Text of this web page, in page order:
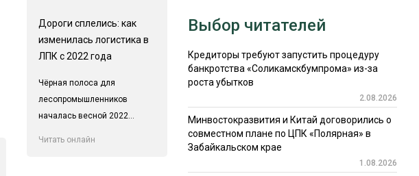
Дороги сплелись: как
изменилась логистика в
ЛПК с 2022 года
Чёрная полоса для
лесопромышленников
началась весной 2022...
Читать онлайн
Выбор читателей
Кредиторы требуют запустить процедуру
банкротства «Соликамскбумпрома» из-за
роста убытков
2.08.2026
Минвостокразвития и Китай договорились о
совместном плане по ЦПК «Полярная» в
Забайкальском крае
1.08.2026